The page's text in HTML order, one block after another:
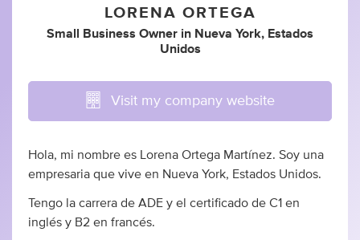
LORENA ORTEGA
Small Business Owner in Nueva York, Estados
Unidos
Visit my company website
Hola, mi nombre es Lorena Ortega Martínez. Soy una
empresaria que vive en Nueva York, Estados Unidos.
Tengo la carrera de ADE y el certificado de C1 en
inglés y B2 en francés.